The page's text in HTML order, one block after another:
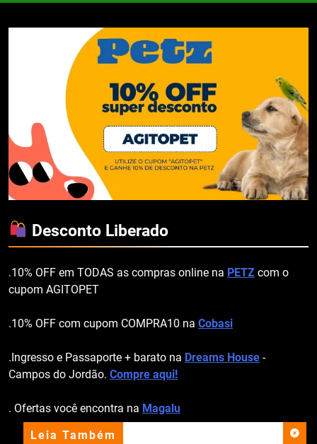
Leia Também
Desconto Liberado
.10% OFF em TODAS as compras online na PETZ com o
cupom AGITOPET
.10% OFF com cupom COMPRA10 na Cobasi
.Ingresso e Passaporte + barato na Dreams House -
Campos do Jordão. Compre aqui!
. Ofertas você encontra na Magalu
apoio institucional